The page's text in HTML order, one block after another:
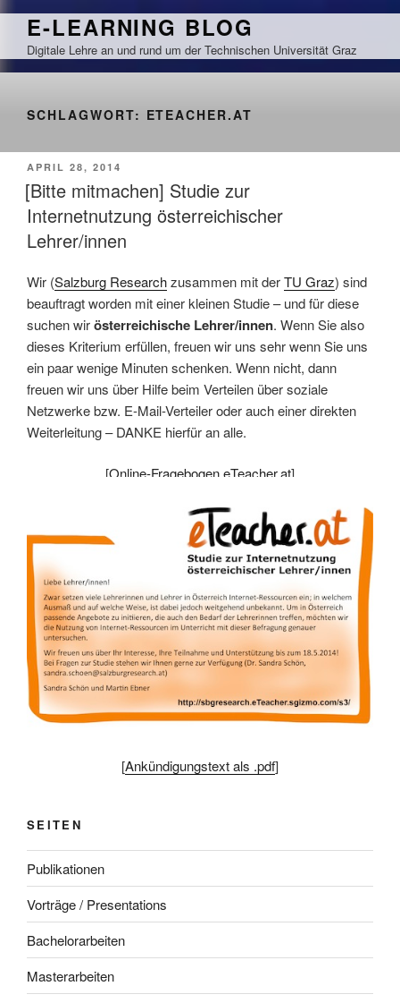
Zum
springen
E-LEARNING BLOG
Digitale Lehre an und rund um der Technischen Universität Graz
SCHLAGWORT: ETEACHER.AT
VERÖFFENTLICHT
AM
APRIL 28, 2014
[Bitte mitmachen] Studie zur
Internetnutzung österreichischer
Lehrer/innen
Wir (Salzburg Researchzusammen mit derTU Graz) sind
beauftragt worden mit einer kleinen Studie – und für diese
suchen wirösterreichische Lehrer/innen. Wenn Sie also
dieses Kriterium erfüllen, freuen wir uns sehr wenn Sie uns
ein paar wenige Minuten schenken. Wenn nicht, dann
freuen wir uns über Hilfe beim Verteilen über soziale
Netzwerke bzw. E-Mail-Verteiler oder auch einer direkten
Weiterleitung – DANKE hierfür an alle.
[Online-Fragebogen eTeacher.at]
[Ankündigungstext als .pdf]
SEITEN
Publikationen
Vorträge / Presentations
Bachelorarbeiten
Masterarbeiten